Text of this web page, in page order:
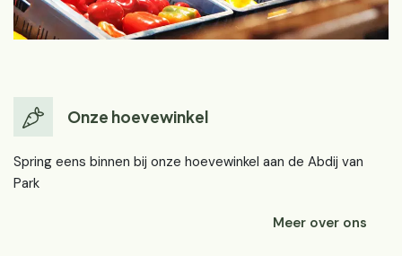
Onze hoevewinkel
Spring eens binnen bij onze hoevewinkel aan de Abdij van
Park
Meer over ons